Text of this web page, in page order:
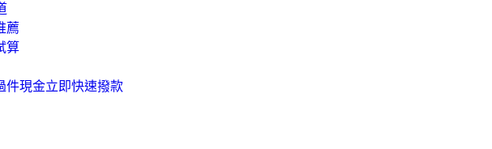
薦
算
件現金立即快速撥款